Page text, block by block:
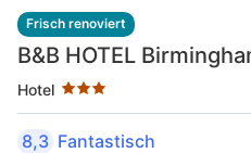
Frisch renoviert
B&B HOTEL
Hotel
Sternekategorie: 3
8,3 Fantastisch